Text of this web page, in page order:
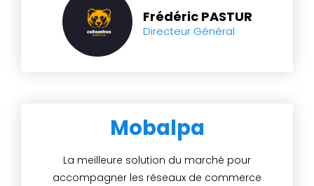
Frédéric PASTUR
Directeur Général
Mobalpa
La meilleure solution du marché pour
accompagner les réseaux de commerce